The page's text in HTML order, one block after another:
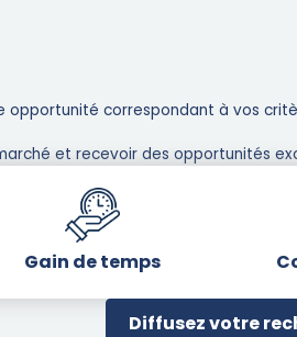
opportunité correspondant à vos
et recevoir des opportunités
Gain de temps
Diffusez votre